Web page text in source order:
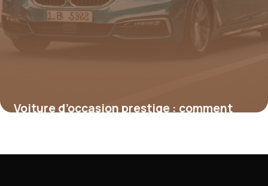
Voiture d’occasion prestige : comment